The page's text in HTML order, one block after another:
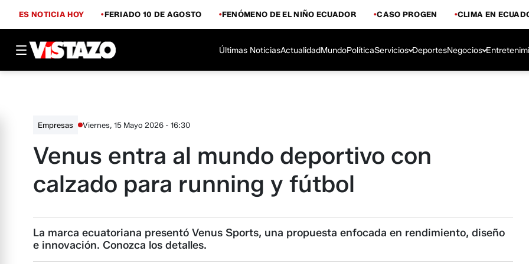
ES NOTICIA HOY FERIADO 10 DE AGOSTO FENÓMENO DE EL NIÑO ECUADOR CASO PROGEN CLIMA EN
Últimas NoticiasActualidadMundoPolíticaServicios DeportesNegocios
Empresas Viernes, 15 Mayo 2026 - 16:30
Venus entra al mundo deportivo con
calzado para running y fútbol
La marca ecuatoriana presentó Venus Sports, una propuesta enfocada en rendimiento, diseño
e innovación. Conozca los detalles.